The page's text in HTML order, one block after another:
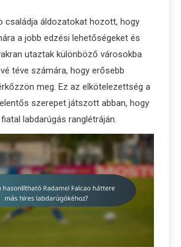
családja áldozatokat hozott, hogy
a jobb edzési lehetőségeket és
utaztak különböző városokba
téve számára, hogy erősebb
meg. Ez az elkötelezettség a
szerepet játszott abban, hogy
labdarúgás ranglétráján.